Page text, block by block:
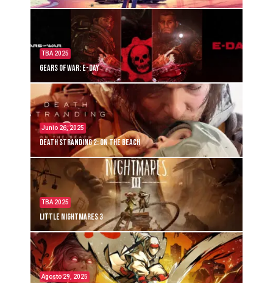
TBA 2025
Gears of War: E-Day
Junio 26, 2025
Death Stranding 2: On the Beach
TBA 2025
Little Nightmares 3
Agosto 29, 2025